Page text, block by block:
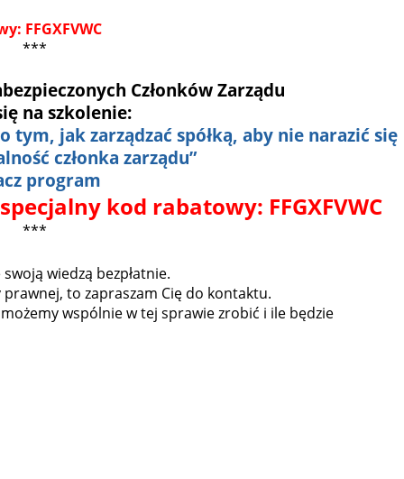
FFGXFVWC
***
Członków Zarządu
na szkolenie:
tym, jak zarządzać spółką, aby nie narazić się
członka zarządu”
program
kod rabatowy: FFGXFVWC
***
wiedzą bezpłatnie.
to zapraszam Cię do kontaktu.
wspólnie w tej sprawie zrobić i ile będzie